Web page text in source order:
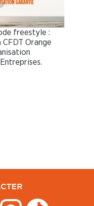
freestyle :
Orange